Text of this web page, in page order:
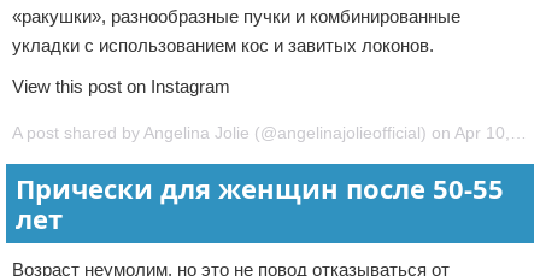
«ракушки», разнообразные пучки и комбинированные
укладки с использованием кос и завитых локонов.
View this post on Instagram
Прически для женщин после 50-55
лет
Возраст неумолим, но это не повод отказываться от